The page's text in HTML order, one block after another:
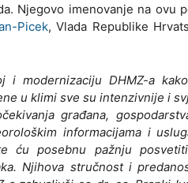
Njegovo imenovanje na ovu
Picek, Vlada Republike
i modernizaciju DHMZ-a
u klimi sve su intenzivnije i
građana,
informacijama i
ću posebnu pažnju
Njihova stručnost i